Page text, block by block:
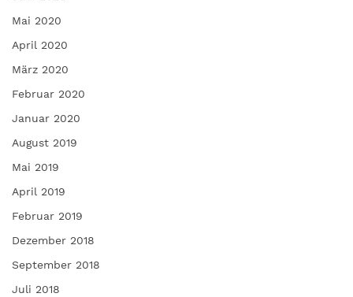
Mai 2020
April 2020
März 2020
Februar 2020
Januar 2020
August 2019
Mai 2019
April 2019
Februar 2019
Dezember 2018
September 2018
Juli 2018